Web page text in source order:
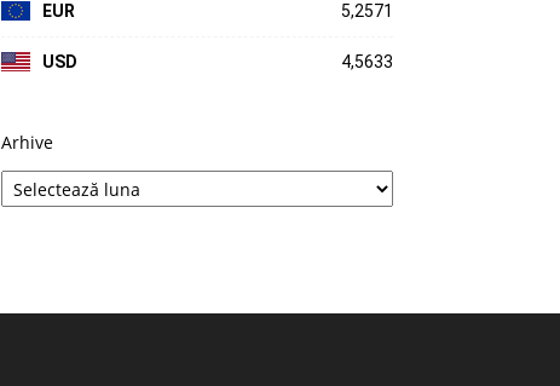
EUR 5,2571
USD 4,5633
Arhive